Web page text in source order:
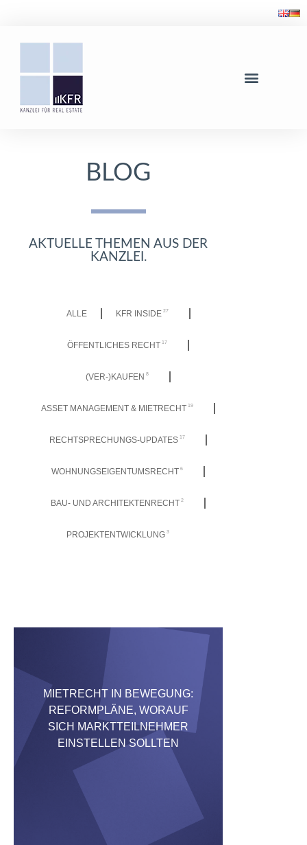
BLOG
AKTUELLE THEMEN AUS DER
KANZLEI.
ALLE KFR INSIDE 27
ÖFFENTLICHES RECHT 17
(VER-)KAUFEN 8
ASSET MANAGEMENT & MIETRECHT 19
RECHTSPRECHUNGS-UPDATES 17
WOHNUNGSEIGENTUMSRECHT 6
BAU- UND ARCHITEKTENRECHT 2
PROJEKTENTWICKLUNG 3
MIETRECHT IN BEWEGUNG:
REFORMPLÄNE, WORAUF
SICH MARKTTEILNEHMER
EINSTELLEN SOLLTEN